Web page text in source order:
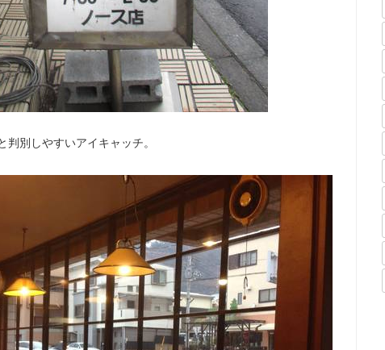
別しやすいアイキャッチ。